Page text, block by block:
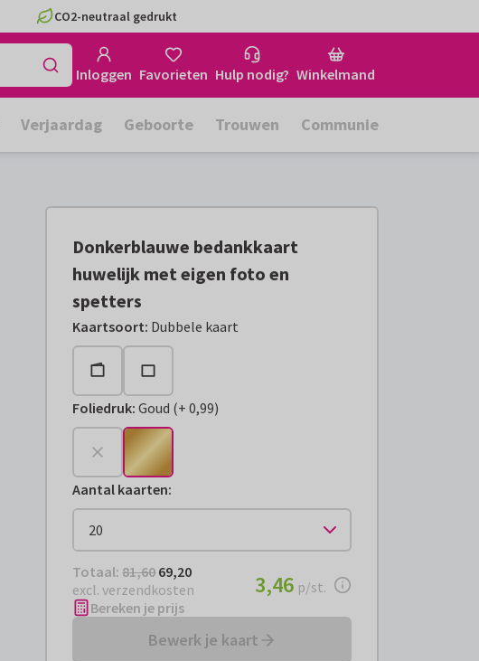
CO2-neutraal gedrukt
Inloggen Favorieten Hulp nodig? Winkelmand
Verjaardag Geboorte Trouwen Communie
Donkerblauwe bedankkaart
huwelijk met eigen foto en
spetters
Kaartsoort: Dubbele kaart
Foliedruk:Goud (
+€ 0,99
+ 0,99)
Aantal kaarten:
Totaal: € 69,20
Totaal: 81,60 69,20
excl. verzendkosten
€ 3,46per stuk
3,46 p/st.
Bereken je prijs
Bewerk je kaart